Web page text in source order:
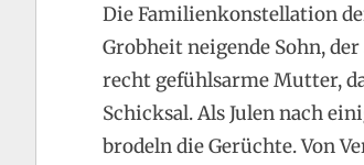
Die Familienkonstellation
Grobheit neigende Sohn,
recht gefühlsarme Mutter,
Schicksal. Als Julen nach
brodeln die Gerüchte. Von